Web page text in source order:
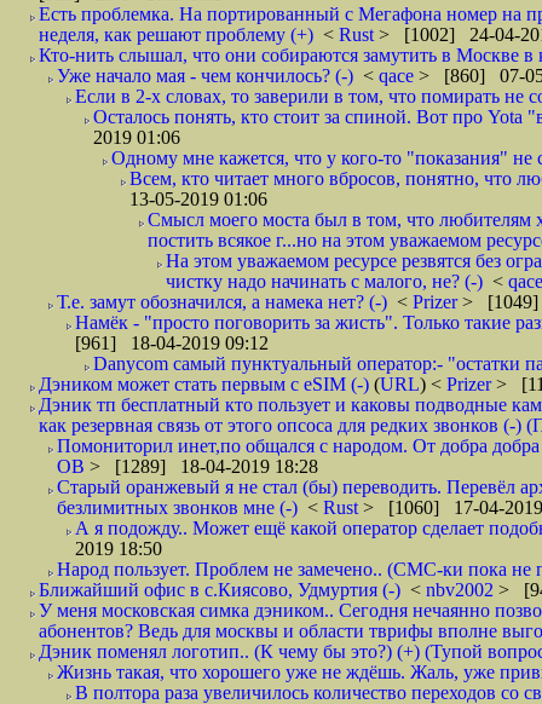
Есть проблемка. На портированный с Мегафона номер на
неделя, как решают проблему (+) < Rust > [1002] 24-04-
Кто-нить слышал, что они собираются замутить в Москве в
Уже начало мая - чем кончилось? (-) < qace > [860] 07-
Если в 2-х словах, то заверили в том, что помирать не
Осталось понять, кто стоит за спиной. Вот про Yota
2019 01:06
Одному мне кажется, что у кого-то "показания" не
Всем, кто читает много вбросов, понятно, что
13-05-2019 01:06
Смысл моего моста был в том, что любителям
постить всякое г...но на этом уважаемом
На этом уважаемом ресурсе резвятся без
чистку надо начинать с малого, не? (-) <
Т.е. замут обозначился, а намека нет? (-) < Prizer> [1049]
Намёк - "просто поговорить за жисть". Только такие
[961] 18-04-2019 09:12
Danycom самый пунктуальный оператор:- "остатки
Дэником может стать первым с еSIM (-) (URL) < Prizer>
Дэник тп бесплатный кто пользует и каковы подводные
как резервная связь от этого опсоса для редких звонков (-)
Помониторил инет,по общался с народом. От добра
ОВ > [1289] 18-04-2019 18:28
Старый оранжевый я не стал (бы) переводить. Перевёл
безлимитных звонков мне (-) < Rust > [1060] 17-04-
А я подожду.. Может ещё какой оператор сделает
2019 18:50
Народ пользует. Проблем не замечено.. (СМС-ки пока
Ближайший офис в с.Киясово, Удмуртия (-) < nbv2002 >
У меня московская симка дэником.. Сегодня нечаянно
абонентов? Ведь для москвы и области тврифы вполне
Дэник поменял логотип.. (К чему бы это?) (+) (Тупой
Жизнь такая, что хорошего уже не ждёшь. Жаль, уже
В полтора раза увеличилось количество переходов